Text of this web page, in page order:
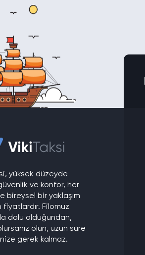
yüksek düzeyde
ve konfor, her
bireysel bir yaklaşım
fiyatlardır. Filomuz
dolu olduğundan,
olun, uzun süre
gerek kalmaz.